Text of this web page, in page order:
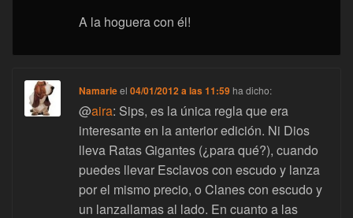
A la hoguera con él!
Namarieel04/01/2012 a las 11:59 ha dicho:
@aira: Sips, es la única regla que era
interesante en la anterior edición. Ni Dios
lleva Ratas Gigantes (¿para qué?), cuando
puedes llevar Esclavos con escudo y lanza
por el mismo precio, o Clanes con escudo y
un lanzallamas al lado. En cuanto a las